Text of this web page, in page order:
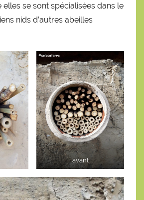
elles se sont spécialisées dans le
nids d’autres abeilles
avant